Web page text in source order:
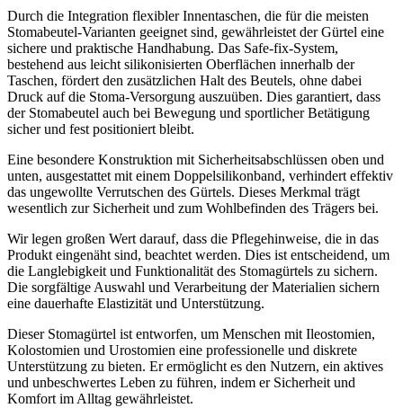
Durch die Integration flexibler Innentaschen, die für die meisten
Stomabeutel-Varianten geeignet sind, gewährleistet der Gürtel eine
sichere und praktische Handhabung. Das Safe-fix-System,
bestehend aus leicht silikonisierten Oberflächen innerhalb der
Taschen, fördert den zusätzlichen Halt des Beutels, ohne dabei
Druck auf die Stoma-Versorgung auszuüben. Dies garantiert, dass
der Stomabeutel auch bei Bewegung und sportlicher Betätigung
sicher und fest positioniert bleibt.
Eine besondere Konstruktion mit Sicherheitsabschlüssen oben und
unten, ausgestattet mit einem Doppelsilikonband, verhindert effektiv
das ungewollte Verrutschen des Gürtels. Dieses Merkmal trägt
wesentlich zur Sicherheit und zum Wohlbefinden des Trägers bei.
Wir legen großen Wert darauf, dass die Pflegehinweise, die in das
Produkt eingenäht sind, beachtet werden. Dies ist entscheidend, um
die Langlebigkeit und Funktionalität des Stomagürtels zu sichern.
Die sorgfältige Auswahl und Verarbeitung der Materialien sichern
eine dauerhafte Elastizität und Unterstützung.
Dieser Stomagürtel ist entworfen, um Menschen mit Ileostomien,
Kolostomien und Urostomien eine professionelle und diskrete
Unterstützung zu bieten. Er ermöglicht es den Nutzern, ein aktives
und unbeschwertes Leben zu führen, indem er Sicherheit und
Komfort im Alltag gewährleistet.